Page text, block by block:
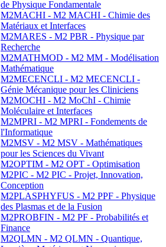
de Physique Fondamentale
M2MACHI - M2 MACHI - Chimie des
Matériaux et Interfaces
M2MARES - M2 PBR - Physique par
Recherche
M2MATHMOD - M2 MM - Modélisation
Mathématique
M2MECENCLI - M2 MECENCLI -
Génie Mécanique pour les Cliniciens
M2MOCHI - M2 MoChI - Chimie
Moléculaire et Interfaces
M2MPRI - M2 MPRI - Fondements de
l'Informatique
M2MSV - M2 MSV - Mathématiques
pour les Sciences du Vivant
M2OPTIM - M2 OPT - Optimisation
M2PIC - M2 PIC - Projet, Innovation,
Conception
M2PLASPHYFUS - M2 PPF - Physique
des Plasmas et de la Fusion
M2PROBFIN - M2 PF - Probabilités et
Finance
M2QLMN - M2 QLMN - Quantique,